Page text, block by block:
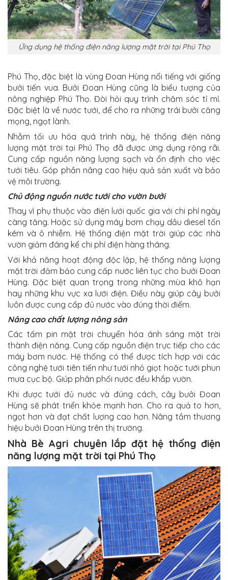
Ứng dụng hệ thống điện năng lượng mặt trời tại Phú Thọ
Phú Thọ, đặc biệt là vùng Đoan Hùng nổi tiếng với giống
bưởi tiến vua. Bưởi Đoan Hùng cũng là biểu tượng của
nông nghiệp Phú Thọ. Đòi hỏi quy trình chăm sóc tỉ mỉ.
Đặc biệt là về nước tưới, để cho ra những trái bưởi căng
mọng, ngọt lành.
Nhằm tối ưu hóa quá trình này, hệ thống điện năng
lượng mặt trời tại Phú Thọ đã được ứng dụng rộng rãi.
Cung cấp nguồn năng lượng sạch và ổn định cho việc
tưới tiêu. Góp phần nâng cao hiệu quả sản xuất và bảo
vệ môi trường.
Chủ động nguồn nước tưới cho vườn bưởi
Thay vì phụ thuộc vào điện lưới quốc gia với chi phí ngày
càng tăng. Hoặc sử dụng máy bơm chạy dầu diesel tốn
kém và ô nhiễm. Hệ thống điện mặt trời giúp các nhà
vườn giảm đáng kể chi phí điện hàng tháng.
Với khả năng hoạt động độc lập, hệ thống năng lượng
mặt trời đảm bảo cung cấp nước liên tục cho bưởi Đoan
Hùng. Đặc biệt quan trọng trong những mùa khô hạn
hay những khu vực xa lưới điện. Điều này giúp cây bưởi
luôn được cung cấp đủ nước vào đúng thời điểm.
Nâng cao chất lượng nông sản
Các tấm pin mặt trời chuyển hóa ánh sáng mặt trời
thành điện năng. Cung cấp nguồn điện trực tiếp cho các
máy bơm nước. Hệ thống có thể được tích hợp với các
công nghệ tưới tiên tiến như tưới nhỏ giọt hoặc tưới phun
mưa cục bộ. Giúp phân phối nước đều khắp vườn.
Khi được tưới đủ nước và đúng cách, cây bưởi Đoan
Hùng sẽ phát triển khỏe mạnh hơn. Cho ra quả to hơn,
ngọt hơn và đạt chất lượng cao hơn. Nâng tầm thương
hiệu bưởi Đoan Hùng trên thị trường.
Nhà Bè Agri chuyên lắp đặt hệ thống điện
năng lượng mặt trời tại Phú Thọ